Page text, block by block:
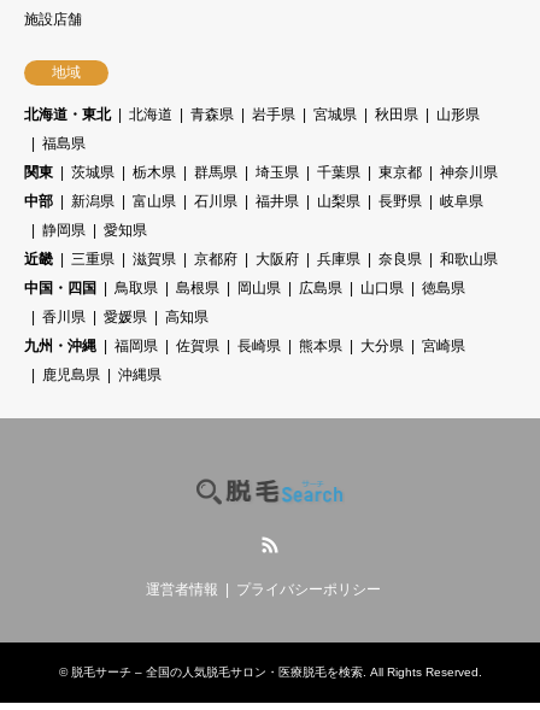
施設店舗
地域
北海道・東北 北海道 青森県 岩手県 宮城県 秋田県
山形県
福島県
関東
茨城県 栃木県 群馬県 埼玉県 千葉県 東京都
神奈川県
中部
新潟県 富山県 石川県 福井県 山梨県 長野県
岐阜県
静岡県
愛知県
近畿
三重県 滋賀県 京都府 大阪府 兵庫県 奈良県
和歌山県
中国・四国
鳥取県 島根県 岡山県 広島県 山口県
徳島県
香川県
愛媛県
高知県
九州・沖縄
福岡県 佐賀県 長崎県 熊本県 大分県
宮崎県
鹿児島県
沖縄県
運営者情報 プライバシーポリシー
© 脱毛サーチ – 全国の人気脱毛サロン・医療脱毛を検索. All Rights Reserved.